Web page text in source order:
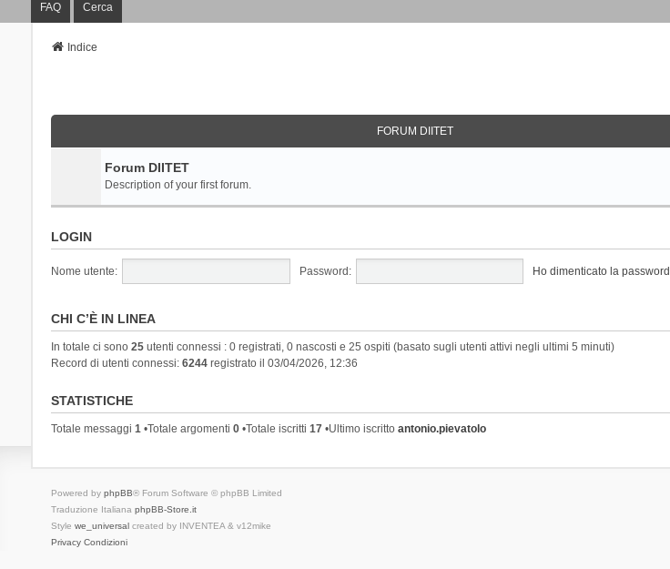
FAQ Cerca
Indice
FORUM DIITET
Forum DIITET
Description of your first forum.
LOGIN
Nome utente: Password: Ho dimenticato la password
CHI C’È IN LINEA
In totale ci sono 25utenti connessi : 0 registrati, 0 nascosti e 25 ospiti (basato sugli utenti attivi negli ultimi 5 minuti)
Record di utenti connessi: 6244registrato il 03/04/2026, 12:36
STATISTICHE
Totale messaggi 1•Totale argomenti 0•Totale iscritti 17•Ultimo iscritto antonio.pievatolo
Powered by phpBB® Forum Software © phpBB Limited
Traduzione Italiana phpBB-Store.it
Style we_universalcreated by INVENTEA & v12mike
Privacy Condizioni